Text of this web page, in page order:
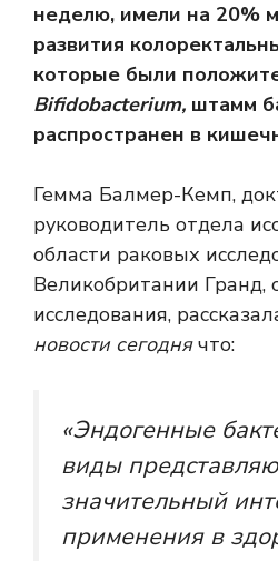
неделю, имели на 20%
развития
которые были
Bifidobacterium, штамм
распространен в
Гемма Балмер-Кемп,
руководитель отдела
области раковых
Великобритании Гранд,
исследования,
новости сегоднячто:
«Эндогенные
виды
значительный
применения в